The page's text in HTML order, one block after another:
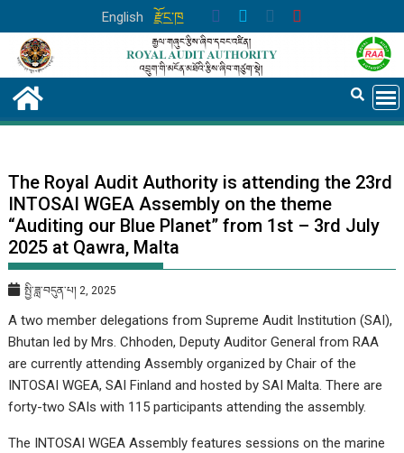
to
content
English རྫོང་ཁ
The Royal Audit Authority is attending the 23rd
INTOSAI WGEA Assembly on the theme
“Auditing our Blue Planet” from 1st – 3rd July
2025 at Qawra, Malta
སྤྱི་ཟླ་བདུན་པ། 2, 2025
A two member delegations from Supreme Audit Institution (SAI),
Bhutan led by Mrs. Chhoden, Deputy Auditor General from RAA
are currently attending Assembly organized by Chair of the
INTOSAI WGEA, SAI Finland and hosted by SAI Malta. There are
forty-two SAIs with 115 participants attending the assembly.
The INTOSAI WGEA Assembly features sessions on the marine